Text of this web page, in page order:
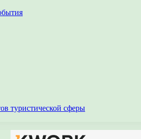
туристической сферы